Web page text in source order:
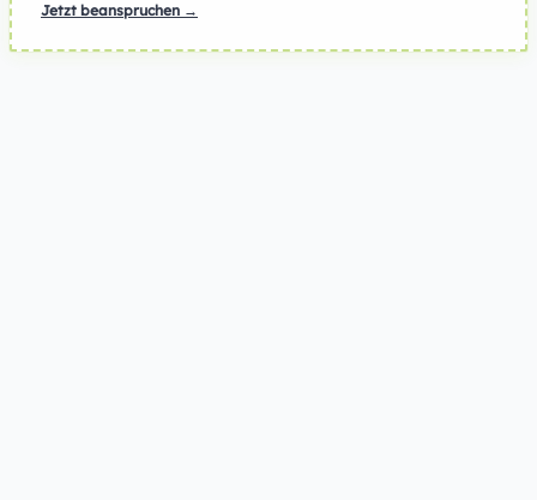
Jetzt beanspruchen →